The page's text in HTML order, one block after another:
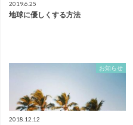
2019.6.25
地球に優しくする方法
お知らせ
2018.12.12